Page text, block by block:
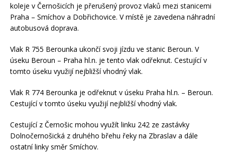
koleje v Černošicích je přerušený provoz vlaků mezi stanicemi
Praha – Smíchov a Dobřichovice. V místě je zavedena náhradní
autobusová doprava.
Vlak R 755 Berounka ukončí svoji jízdu ve stanic Beroun. V
úseku Beroun – Praha hl.n. je tento vlak odřeknut. Cestující v
tomto úseku využijí nejbližší vhodný vlak.
Vlak R 774 Berounka je odřeknut v úseku Praha hl.n. – Beroun.
Cestující v tomto úseku využijí nejbližší vhodný vlak.
Cestující z Černošic mohou využít linku 242 ze zastávky
Dolnočernošická z druhého břehu řeky na Zbraslav a dále
ostatní linky směr Smíchov.